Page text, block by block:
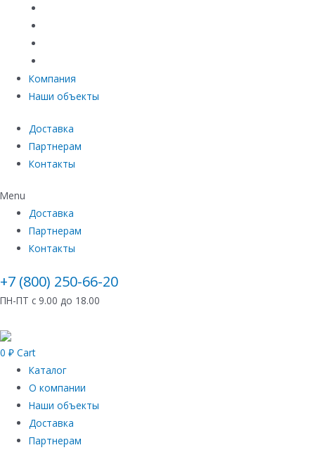
Компания
Наши объекты
Доставка
Партнерам
Контакты
Menu
Доставка
Партнерам
Контакты
+7 (800) 250-66-20
ПН-ПТ с 9.00 до 18.00
0 ₽ Cart
Каталог
О компании
Наши объекты
Доставка
Партнерам